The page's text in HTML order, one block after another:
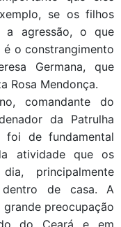
se os filhos
a agressão, o que
o constrangimento
Germana, que
Rosa Mendonça.
comandante do
da Patrulha
foi de fundamental
atividade que os
principalmente
dentro de casa. A
preocupação